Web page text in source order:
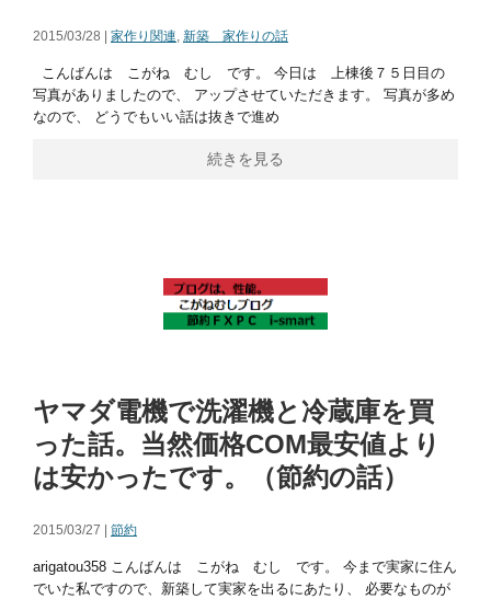
2015/03/28 | 家作り関連, 新築 家作りの話
こんばんは こがね むし です。 今日は 上棟後７５日目の
写真がありましたので、 アップさせていただきます。 写真が多め
なので、 どうでもいい話は抜きで進め
続きを見る
ヤマダ電機で洗濯機と冷蔵庫を買
った話。当然価格COM最安値より
は安かったです。（節約の話）
2015/03/27 | 節約
arigatou358 こんばんは こがね むし です。 今まで実家に住ん
でいた私ですので、新築して実家を出るにあたり、 必要なものが